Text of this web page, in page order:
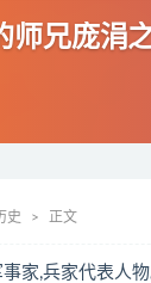
兄庞涓
史 正文
,兵家代表人物